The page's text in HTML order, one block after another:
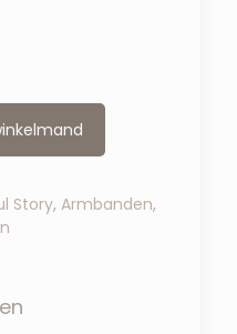
Story, Armbanden,